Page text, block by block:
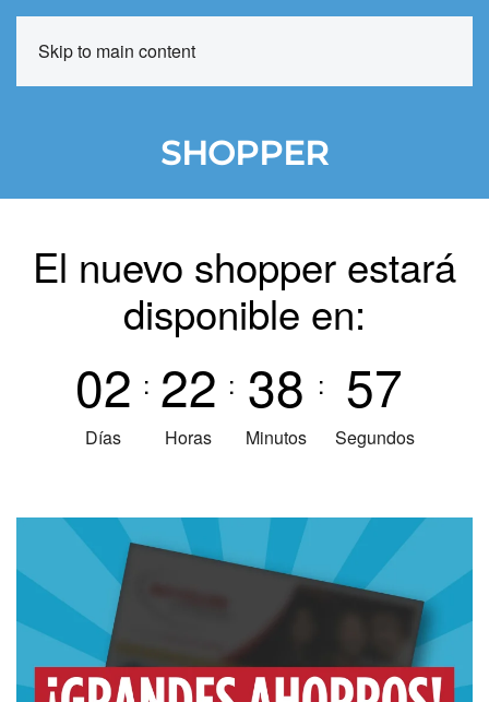
Skip to main content
SHOPPER
El nuevo shopper estará
disponible en:
02
Días
: 22
Horas
: 38
Minutos
: 57
Segundos